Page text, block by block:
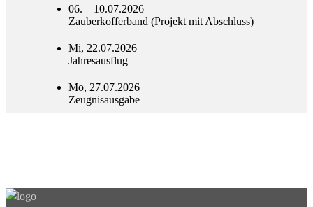
06. – 10.07.2026
Zauberkofferband (Projekt mit Abschluss)
Mi, 22.07.2026
Jahresausflug
Mo, 27.07.2026
Zeugnisausgabe